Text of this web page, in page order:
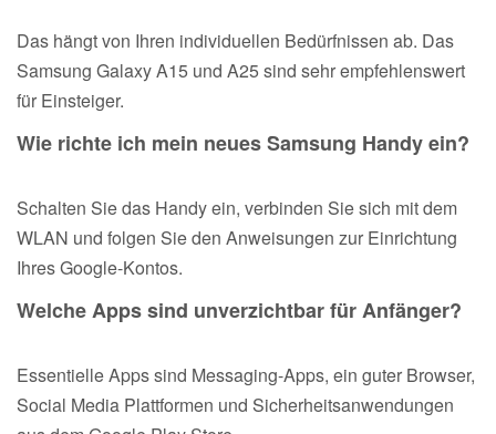
Das hängt von Ihren individuellen Bedürfnissen ab. Das
Samsung Galaxy A15 und A25 sind sehr empfehlenswert
für Einsteiger.
Wie richte ich mein neues Samsung Handy ein?
Schalten Sie das Handy ein, verbinden Sie sich mit dem
WLAN und folgen Sie den Anweisungen zur Einrichtung
Ihres Google-Kontos.
Welche Apps sind unverzichtbar für Anfänger?
Essentielle Apps sind Messaging-Apps, ein guter Browser,
Social Media Plattformen und Sicherheitsanwendungen